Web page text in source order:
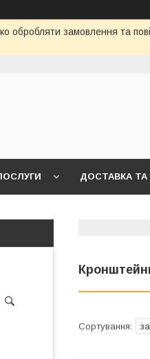
обробляти замовлення та
ДОСТАВКА